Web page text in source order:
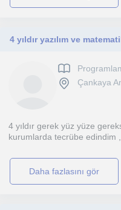
Çankaya
4 yıldır gerek yüz yüze
kurumlarda tecrübe edindim
daha fazlasını gör